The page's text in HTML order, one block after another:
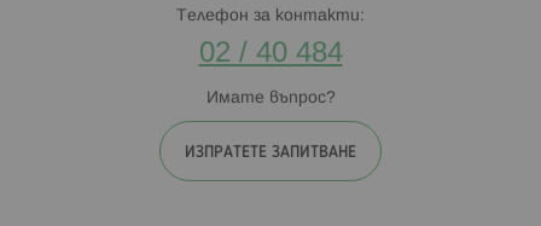
Телефон за контакти:
02 / 40 484
Имате въпрос?
ИЗПРАТЕТЕ ЗАПИТВАНЕ